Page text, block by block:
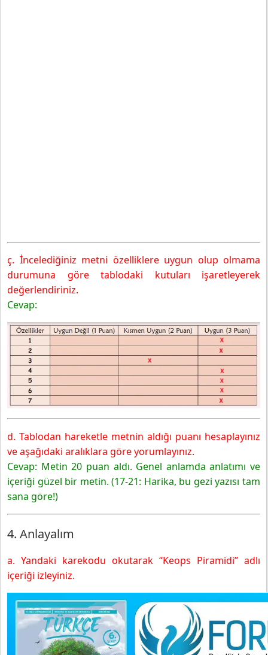
ç. İncelediğiniz metni özelliklere uygun olup olmama
durumuna göre tablodaki kutuları işaretleyerek
değerlendiriniz.
Cevap:
d. Tablodan hareketle metnin aldığı puanı hesaplayınız
ve aşağıdaki aralıklara göre yorumlayınız.
Cevap: Metin 20 puan aldı. Genel anlamda anlatımı ve
içeriği güzel bir metin. (17-21: Harika, bu gezi yazısı tam
sana göre!)
4. Anlayalım
a. Yandaki karekodu okutarak “Keops Piramidi” adlı
içeriği izleyiniz.